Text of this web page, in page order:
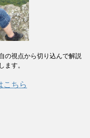
の視点から切り込んで解説
ます。
こちら